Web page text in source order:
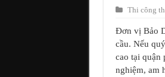
Thi công
Đơn vị Bảo
cầu. Nếu
cao tại quận
nghiệm, am